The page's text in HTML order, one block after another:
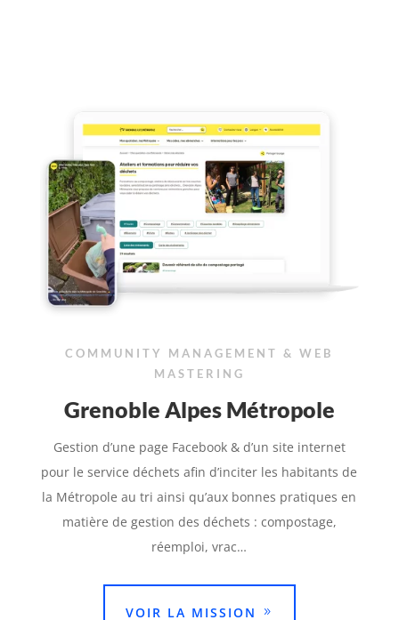
COMMUNITY MANAGEMENT & WEB
MASTERING
Grenoble Alpes Métropole
Gestion d’une page Facebook & d’un site internet
pour le service déchets afin d’inciter les habitants de
la Métropole au tri ainsi qu’aux bonnes pratiques en
matière de gestion des déchets : compostage,
réemploi, vrac…
VOIR LA MISSION